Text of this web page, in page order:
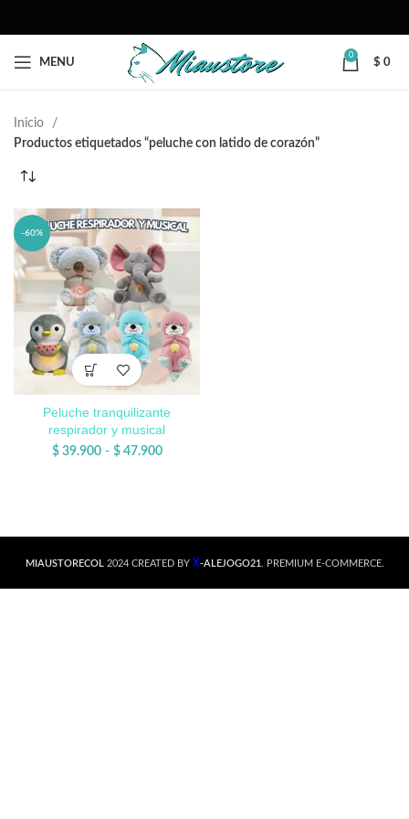
MENU
0
$ 0
Inicio
Productos etiquetados “peluche con latido de corazón”
-60%
Peluche tranquilizante
respirador y musical
$39.900 - $47.900
MIAUSTORECOL 2024 CREATED BY X-ALEJOGO21 . PREMIUM E-COMMERCE.